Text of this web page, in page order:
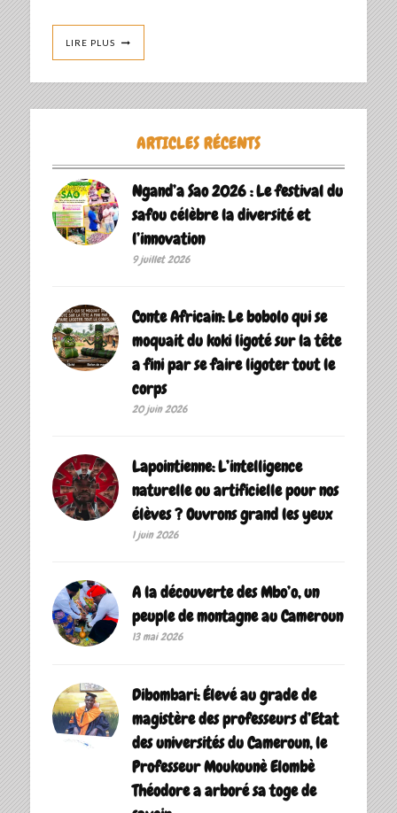
LIRE PLUS
ARTICLES RÉCENTS
Ngand’a Sao 2026 : Le festival du
safou célèbre la diversité et
l’innovation
9 juillet 2026
Conte Africain: Le bobolo qui se
moquait du koki ligoté sur la tête
a fini par se faire ligoter tout le
corps
20 juin 2026
Lapointienne: L’intelligence
naturelle ou artificielle pour nos
élèves ? Ouvrons grand les yeux
1 juin 2026
A la découverte des Mbo’o, un
peuple de montagne au Cameroun
13 mai 2026
Dibombari: Élevé au grade de
magistère des professeurs d’Etat
des universités du Cameroun, le
Professeur Moukounè Elombè
Théodore a arboré sa toge de